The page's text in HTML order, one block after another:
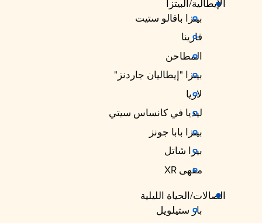
الإيطالية/البيتزا
بيتزا بافالو ستيت
فارينا
المطاحن
بيتزا "إيطاليان جاردنز"
لازيا
ليديا في كانساس سيتي
بيتزا بابا جونز
بيزا شاتل
مقهى XR
الصالات/الحياة الليلية
بار ستيلويل